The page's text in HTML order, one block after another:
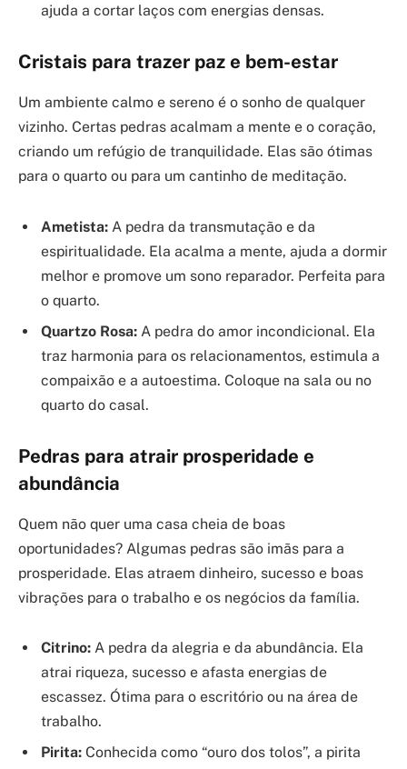
ajuda a cortar laços com energias densas.
Cristais para trazer paz e bem-estar
Um ambiente calmo e sereno é o sonho de qualquer
vizinho. Certas pedras acalmam a mente e o coração,
criando um refúgio de tranquilidade. Elas são ótimas
para o quarto ou para um cantinho de meditação.
Ametista: A pedra da transmutação e da
espiritualidade. Ela acalma a mente, ajuda a dormir
melhor e promove um sono reparador. Perfeita para
o quarto.
Quartzo Rosa: A pedra do amor incondicional. Ela
traz harmonia para os relacionamentos, estimula a
compaixão e a autoestima. Coloque na sala ou no
quarto do casal.
Pedras para atrair prosperidade e
abundância
Quem não quer uma casa cheia de boas
oportunidades? Algumas pedras são imãs para a
prosperidade. Elas atraem dinheiro, sucesso e boas
vibrações para o trabalho e os negócios da família.
Citrino: A pedra da alegria e da abundância. Ela
atrai riqueza, sucesso e afasta energias de
escassez. Ótima para o escritório ou na área de
trabalho.
Pirita: Conhecida como “ouro dos tolos”, a pirita